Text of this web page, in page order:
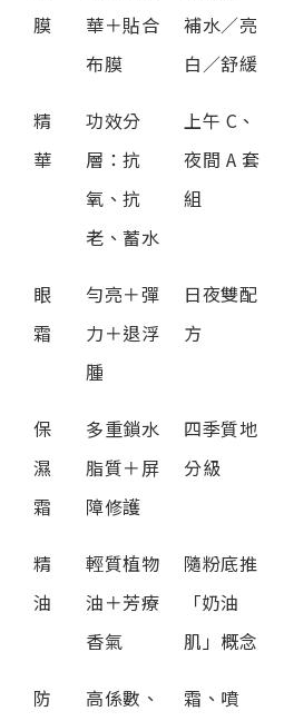
膜
華＋貼合
布膜
補水／亮
白／舒緩
精
華
功效分
層：抗
氧、抗
老、蓄水
上午 C、
夜間 A 套
組
眼
霜
勻亮＋彈
力＋退浮
腫
日夜雙配
方
保
濕
霜
多重鎖水
脂質＋屏
障修護
四季質地
分級
精
油
輕質植物
油＋芳療
香氣
隨粉底推
「奶油
肌」概念
防
高係數、
霜、噴